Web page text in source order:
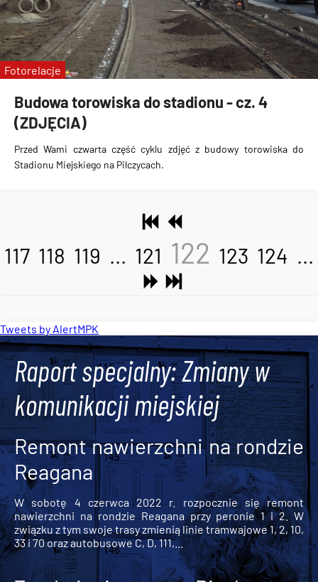
Budowa torowiska do stadionu - cz. 4
(ZDJĘCIA)
Przed Wami czwarta część cyklu zdjęć z budowy torowiska do
Stadionu Miejskiego na Pilczycach.
Fotorelacje
117 118 119 ... 121 122 123 124 ...
Tweets by AlertMPK
Raport specjalny: Zmiany w
komunikacji miejskiej
Remont nawierzchni na rondzie
Reagana
W sobotę 4 czerwca 2022 r. rozpocznie się remont
nawierzchni na rondzie Reagana przy peronie 1 i 2. W
związku z tym swoje trasy zmienią linie tramwajowe 1, 2, 10,
33 i 70 oraz autobusowe C, D, 111,...